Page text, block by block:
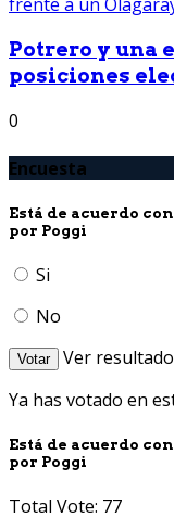
Potrero y una
posiciones
0
Encuesta
Está de acuerdo
por Poggi
Si
No
Votar
Ver
Ya has votado en
Está de acuerdo
por Poggi
Total Vote: 77